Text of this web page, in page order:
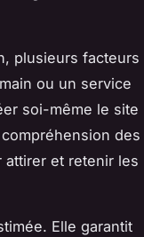
plusieurs facteurs
ou un service
soi-même le site
des
et retenir les
Elle garantit